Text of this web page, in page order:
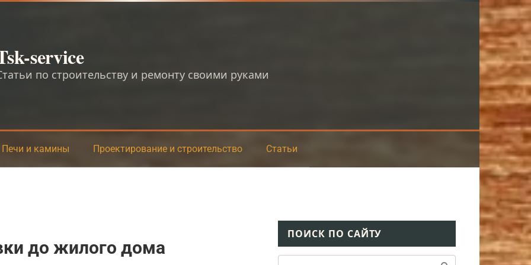
service
по строительству и ремонту своими руками
Печи и камины Проектирование и строительство Статьи
до жилого дома
ПОИСК ПО САЙТУ